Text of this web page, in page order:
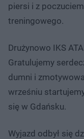
piersi i z
treningowego.
Drużynowo IKS
Gratulujemy
dumni i
wrześniu
się w Gdańsku.
Wyjazd odbył się